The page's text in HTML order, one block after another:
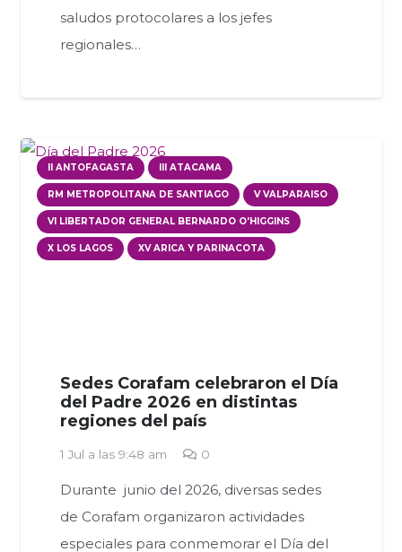
saludos protocolares a los jefes
regionales…
II ANTOFAGASTA III ATACAMA
RM METROPOLITANA DE SANTIAGO V VALPARAISO
VI LIBERTADOR GENERAL BERNARDO O'HIGGINS
X LOS LAGOS XV ARICA Y PARINACOTA
Sedes Corafam celebraron el Día
del Padre 2026 en distintas
regiones del país
1 Jul a las 9:48 am 0
Durante junio del 2026, diversas sedes
de Corafam organizaron actividades
especiales para conmemorar el Día del